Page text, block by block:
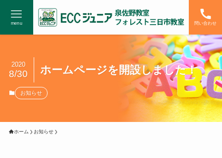
問い合わせ
menu
ホームページを開設しました！
2020
8/30
お知らせ
ホーム お知らせ